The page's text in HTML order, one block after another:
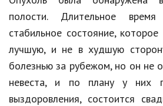
Бизнес
Хобби и развлечения
Финансы
Юриспруденция
полости. Длительное
стабильное состояние,
лучшую, и не в худшую
болезнью за рубежом, но он не
невеста, и по плану у них
выздоровления, состоится